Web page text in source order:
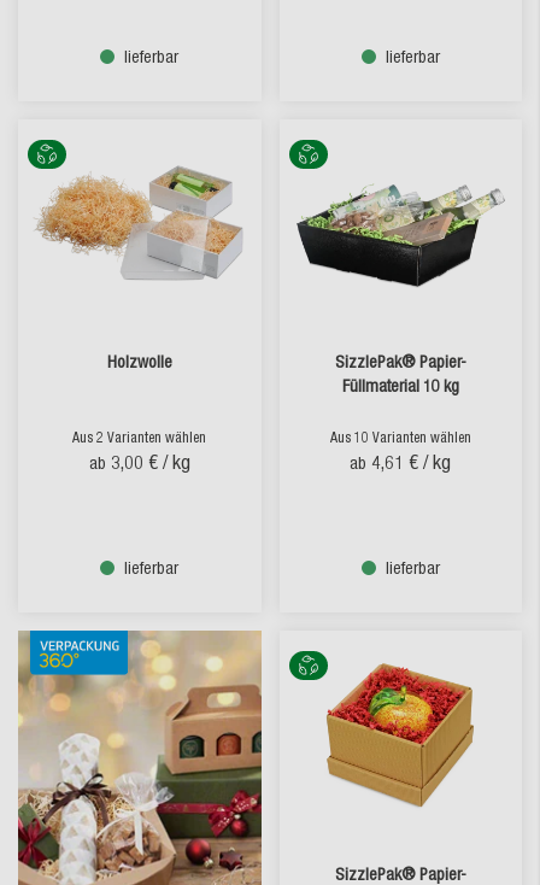
lieferbar lieferbar
Holzwolle
Aus 2 Varianten wählen
ab 3,00 € / kg
lieferbar
SizzlePak® Papier-
Füllmaterial 10 kg
Aus 10 Varianten wählen
ab 4,61 € / kg
lieferbar
SizzlePak® Papier-